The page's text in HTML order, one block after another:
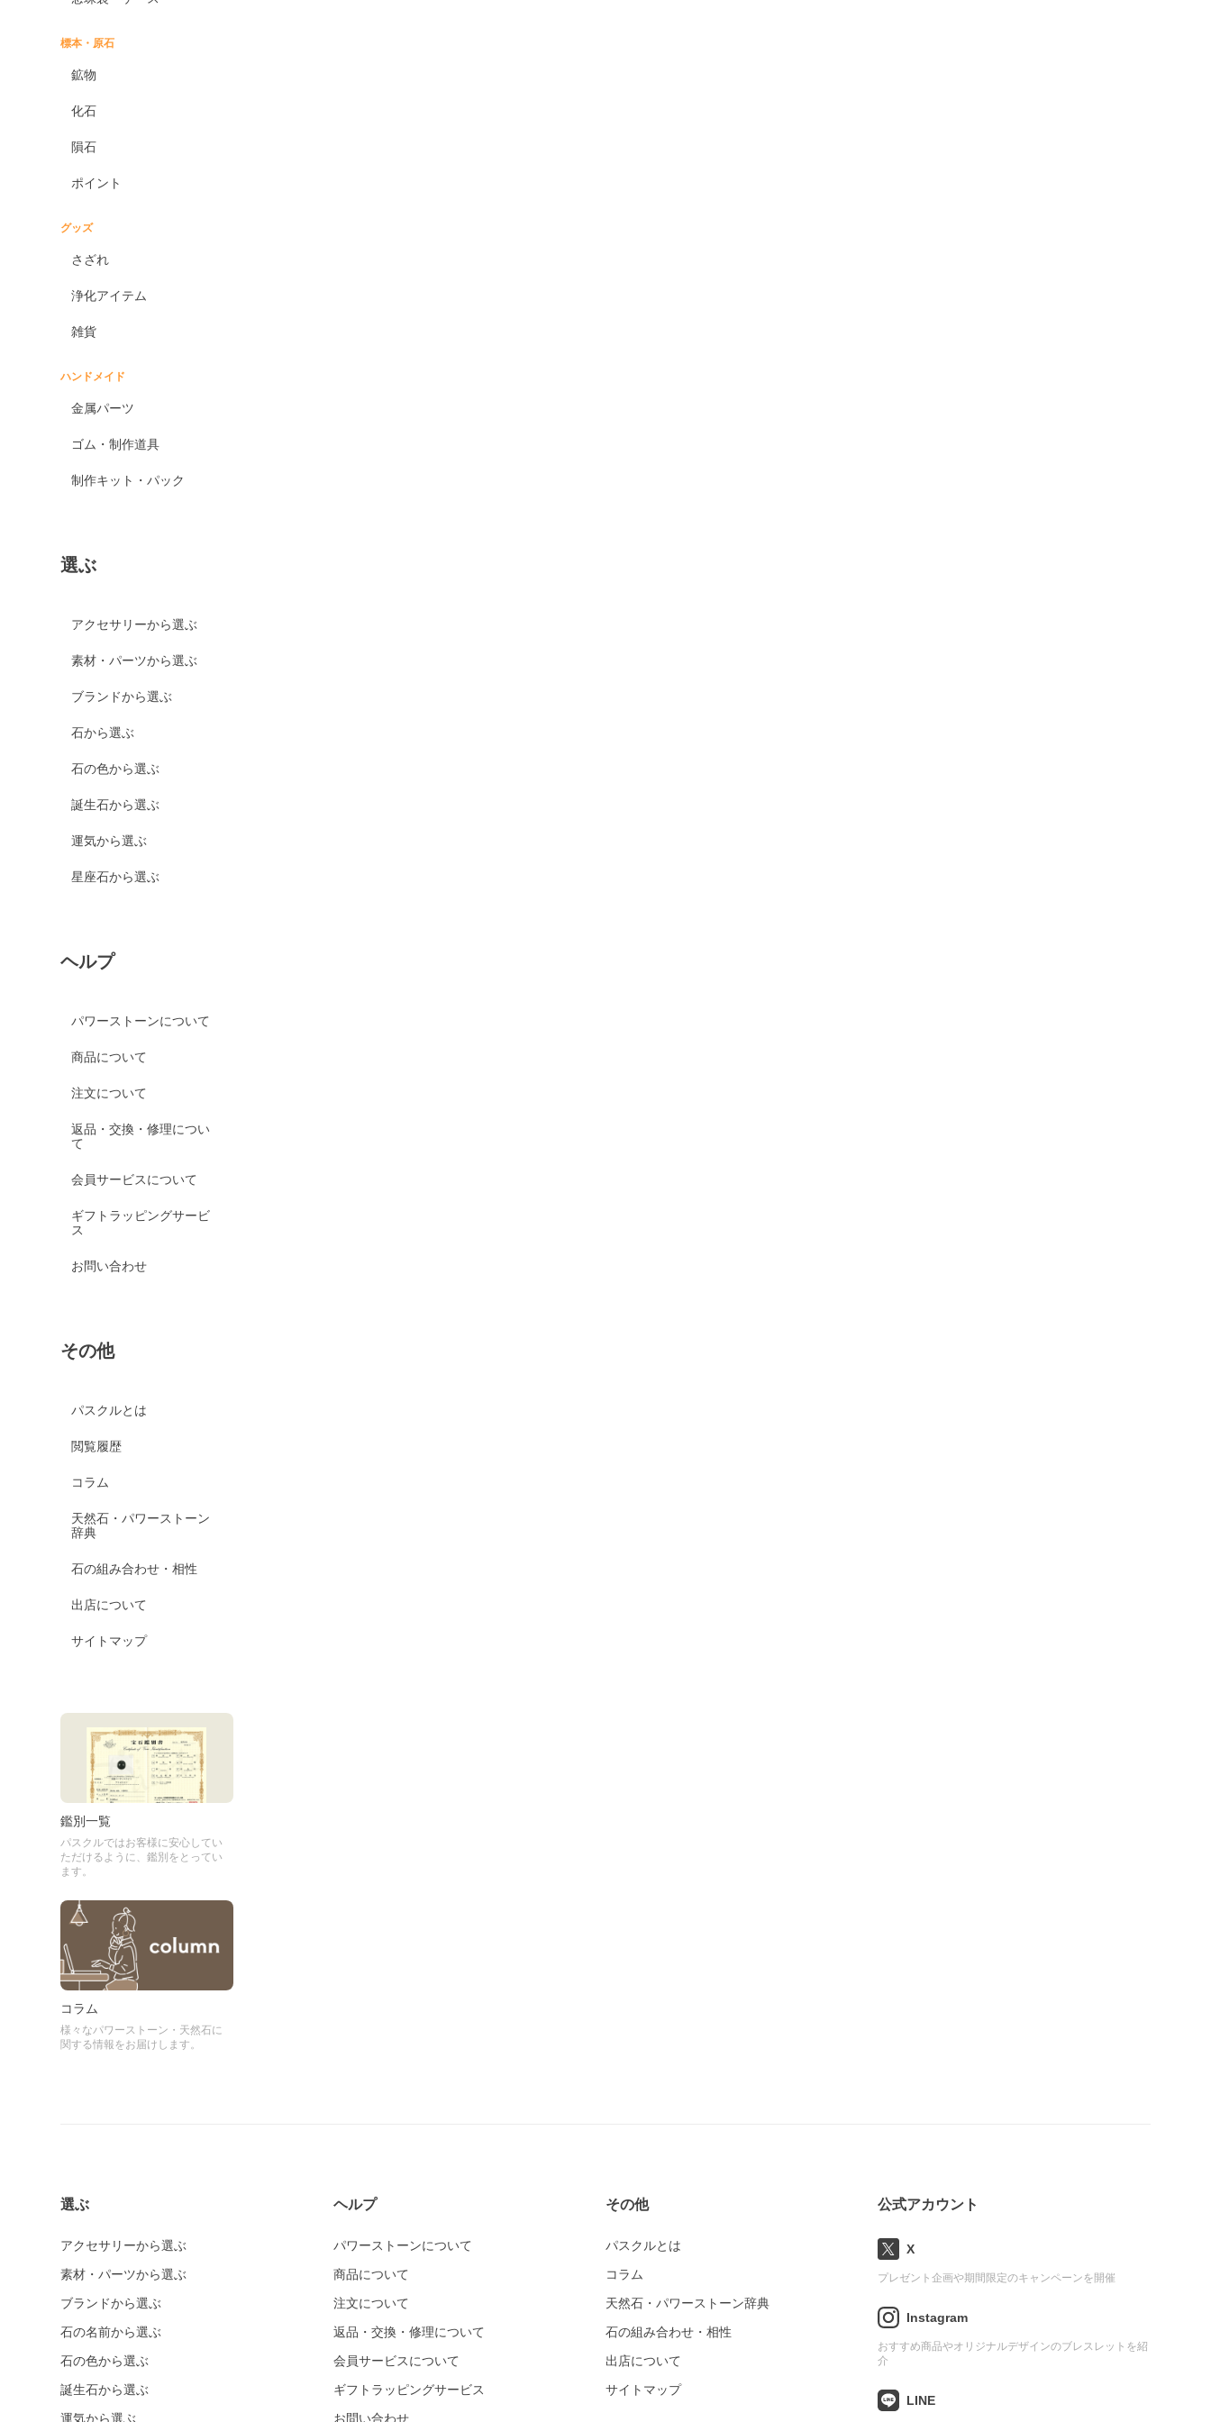
標本・原石
鉱物
化石
隕石
ポイント
グッズ
さざれ
浄化アイテム
雑貨
ハンドメイド
金属パーツ
ゴム・制作道具
制作キット・パック
選ぶ
アクセサリーから選ぶ
素材・パーツから選ぶ
ブランドから選ぶ
石から選ぶ
石の色から選ぶ
誕生石から選ぶ
運気から選ぶ
星座石から選ぶ
ヘルプ
パワーストーンについて
商品について
注文について
返品・交換・修理につい
て
会員サービスについて
ギフトラッピングサービ
ス
お問い合わせ
その他
パスクルとは
閲覧履歴
コラム
天然石・パワーストーン
辞典
石の組み合わせ・相性
出店について
サイトマップ
鑑別一覧
パスクルではお客様に安心してい
ただけるように、鑑別をとってい
ます。
コラム
様々なパワーストーン・天然石に
関する情報をお届けします。
選ぶ
アクセサリーから選ぶ
素材・パーツから選ぶ
ブランドから選ぶ
石の名前から選ぶ
石の色から選ぶ
誕生石から選ぶ
運気から選ぶ
ヘルプ
パワーストーンについて
商品について
注文について
返品・交換・修理について
会員サービスについて
ギフトラッピングサービス
お問い合わせ
その他
パスクルとは
コラム
天然石・パワーストーン辞典
石の組み合わせ・相性
出店について
サイトマップ
公式アカウント
X
プレゼント企画や期間限定のキャンペーンを開催
Instagram
おすすめ商品やオリジナルデザインのブレスレットを紹
介
LINE